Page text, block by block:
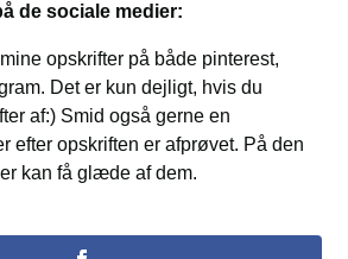
de sociale medier:
opskrifter på både pinterest,
Det er kun dejligt, hvis du
af:) Smid også gerne en
efter opskriften er afprøvet. På den
kan få glæde af dem.